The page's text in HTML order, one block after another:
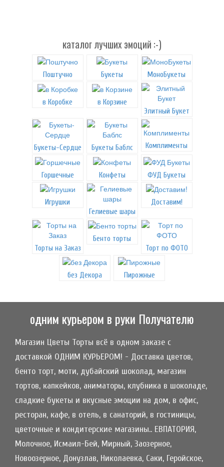
каталог лучших эмоций :-)
Поштучно Букеты МоноБукеты
в Коробке
в Корзине
Элитный Букет
Букеты-Сердце Букеты Баблс Комплименты
Горшечные Конфеты ФУД Букеты
Игрушки
Гелиевые шары
Доставим!
Торты на Заказ
Бенто торты
Торт по ФОТО
без Декора Пирожные
одним курьером в руки Получателю
Магазин Цветы Торты всё в одном заказе с
доставкой ОДНИМ КУРЬЕРОМ! - Доставка цветов,
бенто торт, моти, дубайский шоколад, магазин
тортов, капкейков, аниматоры, клубника в шоколаде,
сладкие букеты и вкусные эмоции на дом, в офис,
ресторан, кафе, в отель, в санаторий, в гостиницы,
цветочные и кондитерские магазины.. ЕВПАТОРИЯ,
Молочное, Исмаил-Бей, Мирный, Заозерное,
Новоозерное, Донузлав, Николаевка, Саки, Геройское,